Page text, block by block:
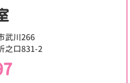
武川266
之口831-2